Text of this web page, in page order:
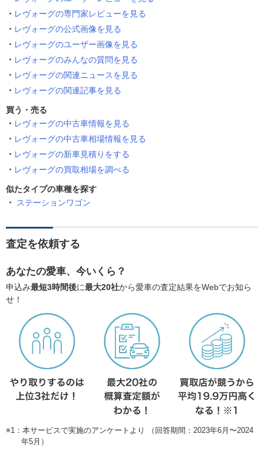
レヴォーグの専門家レビューを見る
レヴォーグの公式画像を見る
レヴォーグのユーザー画像を見る
レヴォーグのみんなの質問を見る
レヴォーグの関連ニュースを見る
レヴォーグの関連記事を見る
買う・売る
レヴォーグの中古車情報を見る
レヴォーグの中古車相場情報を見る
レヴォーグの新車見積りをする
レヴォーグの買取相場を調べる
似たタイプの車種を探す
ステーションワゴン
査定を依頼する
あなたの愛車、今いくら？
申込み最短3時間後に最大20社から愛車の査定結果をWebでお知ら
せ！
※1：本サービスで実施のアンケートより （回答期間：2023年6月〜2024
年5月）